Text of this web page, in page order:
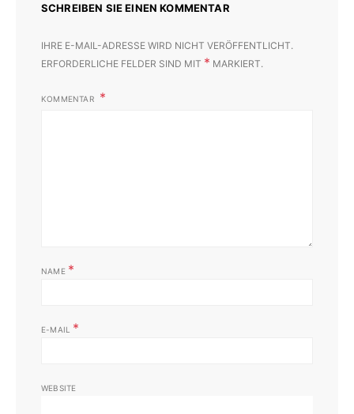
SCHREIBEN SIE EINEN KOMMENTAR
IHRE E-MAIL-ADRESSE WIRD NICHT VERÖFFENTLICHT.
ERFORDERLICHE FELDER SIND MIT * MARKIERT.
KOMMENTAR
NAME *
E-MAIL *
WEBSITE